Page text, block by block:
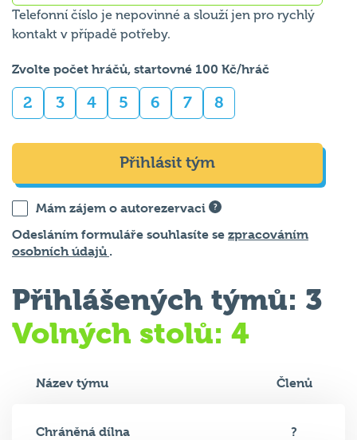
Telefonní číslo je nepovinné a slouží jen pro rychlý
kontakt v případě potřeby.
Zvolte počet hráčů, startovné 100 Kč/hráč
2 3 4 5 6 7 8
Přihlásit tým
Mám zájem o autorezervaci
Odesláním formuláře souhlasíte se zpracováním
osobních údajů .
Přihlášených týmů: 3
Volných stolů: 4
Název týmu Členů
Chráněná dílna ?